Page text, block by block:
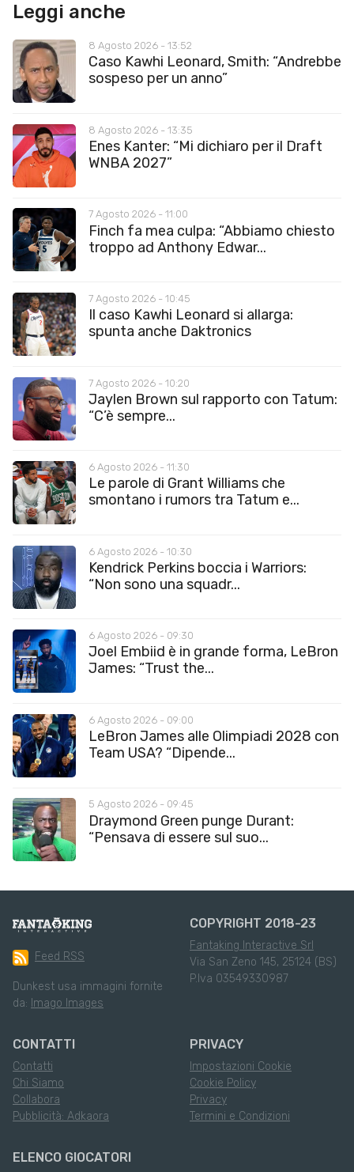
Leggi anche
8 Agosto 2026 - 13:52
Caso Kawhi Leonard, Smith: “Andrebbe
sospeso per un anno”
8 Agosto 2026 - 13:35
Enes Kanter: “Mi dichiaro per il Draft
WNBA 2027”
7 Agosto 2026 - 11:00
Finch fa mea culpa: “Abbiamo chiesto
troppo ad Anthony Edwar...
7 Agosto 2026 - 10:45
Il caso Kawhi Leonard si allarga:
spunta anche Daktronics
7 Agosto 2026 - 10:20
Jaylen Brown sul rapporto con Tatum:
“C’è sempre...
6 Agosto 2026 - 11:30
Le parole di Grant Williams che
smontano i rumors tra Tatum e...
6 Agosto 2026 - 10:30
Kendrick Perkins boccia i Warriors:
“Non sono una squadr...
6 Agosto 2026 - 09:30
Joel Embiid è in grande forma, LeBron
James: “Trust the...
6 Agosto 2026 - 09:00
LeBron James alle Olimpiadi 2028 con
Team USA? “Dipende...
5 Agosto 2026 - 09:45
Draymond Green punge Durant:
“Pensava di essere sul suo...
Feed RSS
Dunkest usa immagini fornite
da: Imago Images
COPYRIGHT 2018-23
Fantaking Interactive Srl
Via San Zeno 145, 25124 (BS)
P.Iva 03549330987
CONTATTI
Contatti
Chi Siamo
Collabora
Pubblicità: Adkaora
PRIVACY
Impostazioni Cookie
Cookie Policy
Privacy
Termini e Condizioni
ELENCO GIOCATORI